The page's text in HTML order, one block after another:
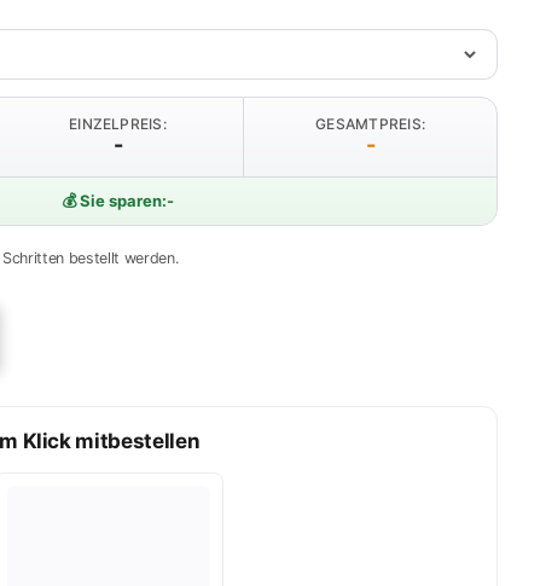
EINZELPREIS:
-
GESAMTPREIS:
-
💰 Sie sparen:-
Schritten bestellt werden.
Klick mitbestellen